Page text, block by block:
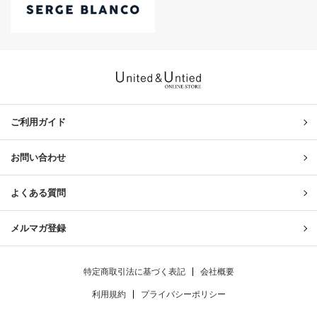
ご利用ガイド
お問い合わせ
よくある質問
メルマガ登録
特定商取引法に基づく表記 会社概要
利用規約 プライバシーポリシー